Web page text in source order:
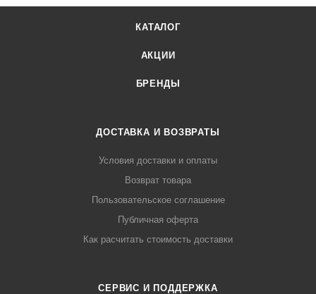
КАТАЛОГ
АКЦИИ
БРЕНДЫ
ДОСТАВКА И ВОЗВРАТЫ
Условия доставки и оплаты
Возврат товара
Пользовательское соглашение
Публичная оферта
Как расчитать стоимость доставки
СЕРВИС И ПОДДЕРЖКА